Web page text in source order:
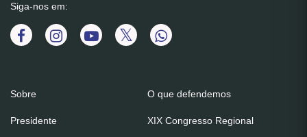
Siga-nos em:
Sobre
Presidente
O que defendemos
XIX Congresso Regional